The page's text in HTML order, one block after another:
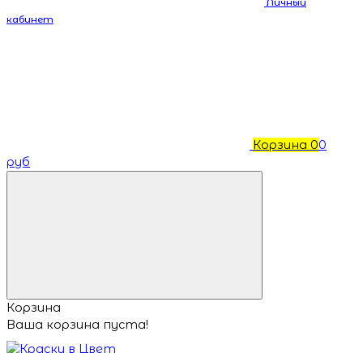
кабинет
Корзина 00
руб
Корзина
Ваша корзина пуста!